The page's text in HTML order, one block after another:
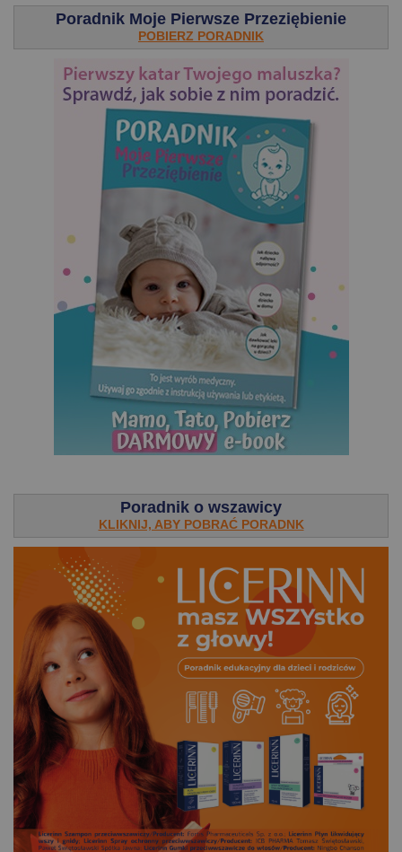
Poradnik Moje Pierwsze Przeziębienie
POBIERZ PORADNIK
Poradnik o wszawicy
KLIKNIJ, ABY POBRAĆ PORADNK